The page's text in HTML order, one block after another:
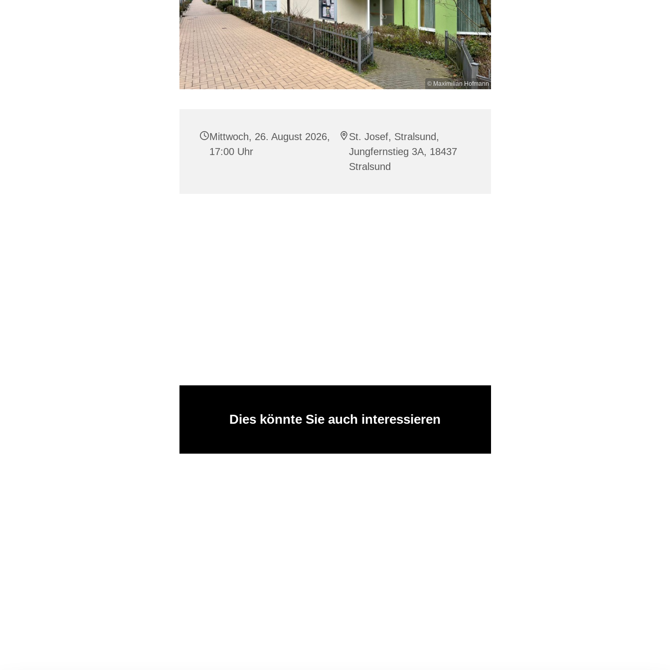
© Maximilian Hofmann
Mittwoch, 26. August 2026,
17:00 Uhr
St. Josef, Stralsund,
Jungfernstieg 3A, 18437
Stralsund
Dies könnte Sie auch interessieren